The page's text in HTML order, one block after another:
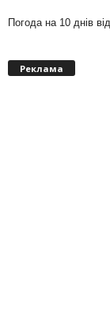
Погода на 10 днів від
Реклама